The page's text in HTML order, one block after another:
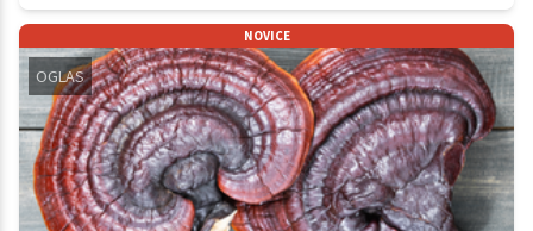
NOVICE
OGLAS